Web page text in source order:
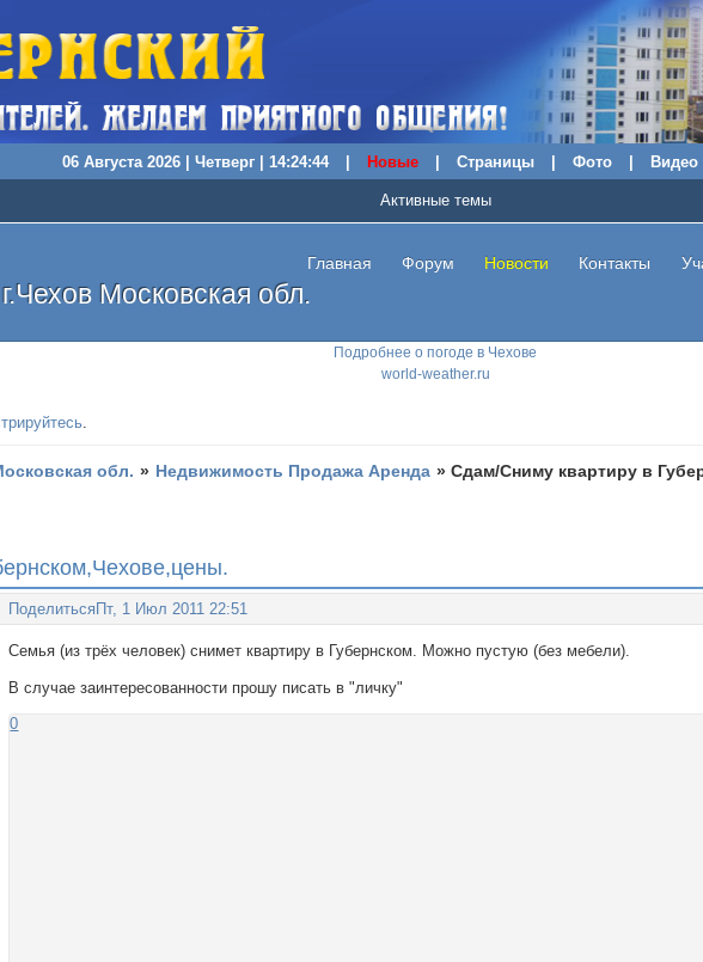
06 Августа 2026 | Четверг | 14:24:45 Новые Страницы Фото Видео
Подробнее о погоде в Чехове
world-weather.ru
Московская обл.
Главная Форум Новости Контакты
Активные темы
.
обл. » Недвижимость Продажа Аренда »Сдам/Сниму квартиру в
Поделиться Пт, 1 Июл 2011 22:51
Семья (из трёх человек) снимет квартиру в Губернском. Можно пустую (без мебели).
В случае заинтересованности прошу писать в "личку"
0